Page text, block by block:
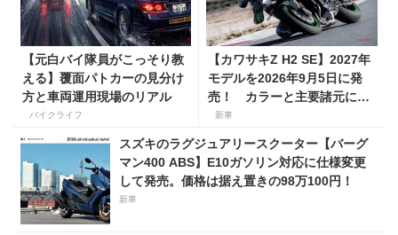
【元白バイ隊員がこっそり教
える】覆面パトカーの見分け
方と車両運用現場のリアル
バイクライフ
【カワサキZ H2 SE】2027年
モデルを2026年9月5日に発
売！ カラーと主要諸元に変
更はなく、価格は据え置きの
新車
スズキのラグジュアリースクーター【バーグ
マン400 ABS】E10ガソリン対応に仕様変更
して発売。価格は据え置きの98万100円！
新車